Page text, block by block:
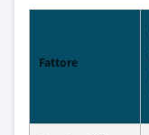
Fattore